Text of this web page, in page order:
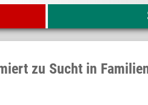
zu Sucht in